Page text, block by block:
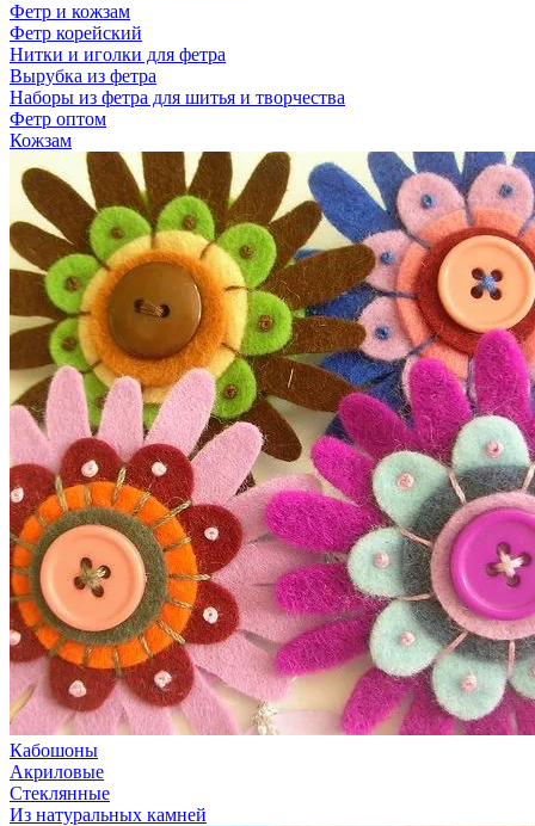
Фетр и кожзам
Фетр корейский
Нитки и иголки для фетра
Вырубка из фетра
Наборы из фетра для шитья и творчества
Фетр оптом
Кожзам
Кабошоны
Акриловые
Стеклянные
Из натуральных камней